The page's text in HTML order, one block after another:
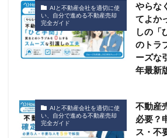
AIと不動産会社を適切に使
い、自分で進める不動産売却
完全ガイド
やらな
てよか
しの「
のトラ
ーズな
年最新
AIと不動産会社を適切に使
い、自分で進める不動産売却
完全ガイド
不動産
必要？
ス・不